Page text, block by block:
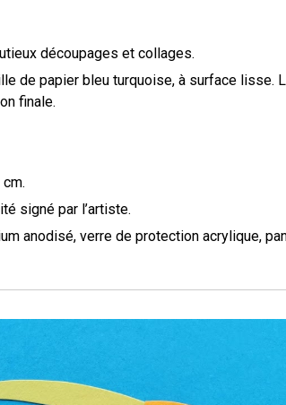
découpages et collages.
de papier bleu turquoise, à surface lisse.
finale.
signé par l’artiste.
anodisé, verre de protection acrylique,